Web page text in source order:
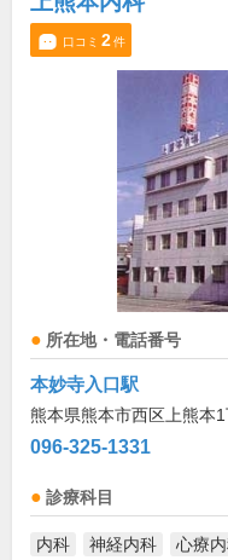
口コミ 2件
所在地・電話番号
本妙寺入口駅
熊本県熊本市西区上熊本
096-325-1331
診療科目
内科 神経内科 心療